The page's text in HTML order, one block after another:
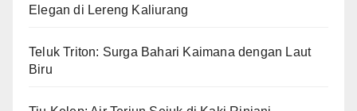
Elegan di Lereng Kaliurang
Teluk Triton: Surga Bahari Kaimana dengan Laut
Biru